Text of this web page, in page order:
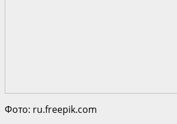
Фото: ru.freepik.com